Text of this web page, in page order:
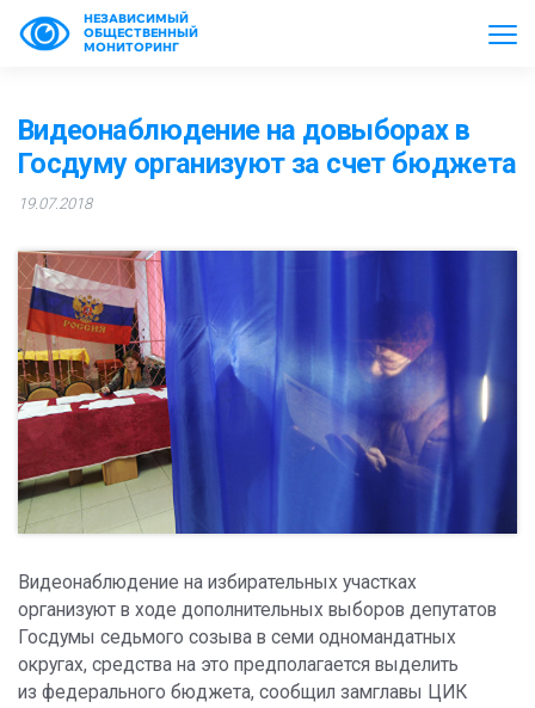
НЕЗАВИСИМЫЙ
ОБЩЕСТВЕННЫЙ
МОНИТОРИНГ
Видеонаблюдение на довыборах в
Госдуму организуют за счет бюджета
19.07.2018
Видеонаблюдение на избирательных участках
организуют в ходе дополнительных выборов депутатов
Госдумы седьмого созыва в семи одномандатных
округах, средства на это предполагается выделить
из федерального бюджета, сообщил замглавы ЦИК